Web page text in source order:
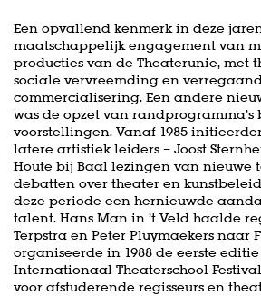
Een opvallend kenmerk in deze
maatschappelijk engagement van
producties van de Theaterunie, met
sociale vervreemding en
commercialisering. Een andere
was de opzet van randprogramma’s
voorstellingen. Vanaf 1985
latere artistiek leiders – Joost
Houte bij Baal lezingen van nieuwe
debatten over theater en
deze periode een hernieuwde
talent. Hans Man in ’t Veld haalde
Terpstra en Peter Pluymaekers naar
organiseerde in 1988 de eerste
Internationaal Theaterschool
voor afstuderende regisseurs en